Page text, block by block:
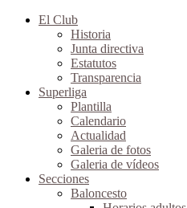
El Club
Historia
Junta directiva
Estatutos
Transparencia
Superliga
Plantilla
Calendario
Actualidad
Galeria de fotos
Galeria de vídeos
Secciones
Baloncesto